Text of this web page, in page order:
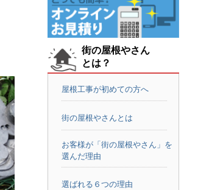
街の屋根やさん
とは？
屋根工事が初めての方へ
街の屋根やさんとは
お客様が「街の屋根やさん」を
選んだ理由
選ばれる６つの理由